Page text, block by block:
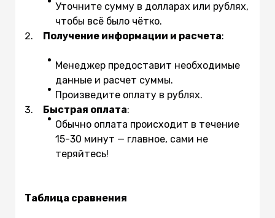
Уточните сумму в долларах или рублях,
чтобы всё было чётко.
Получение информации и расчета:
Менеджер предоставит необходимые
данные и расчет суммы.
Произведите оплату в рублях.
Быстрая оплата:
Обычно оплата происходит в течение
15-30 минут — главное, сами не
теряйтесь!
Таблица сравнения